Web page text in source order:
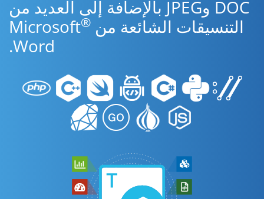
DOC وJPEG بالإضافة إلى العديد من
التنسيقات الشائعة من Microsoft ®
Word.